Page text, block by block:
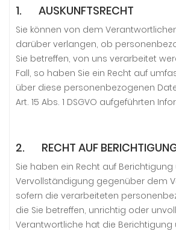
1. AUSKUNFTSRECHT
Sie können von dem
darüber verlangen, ob
Sie betreffen, von uns verarbeitet
Fall, so haben Sie ein Recht auf
über diese personenbezogenen
Art. 15 Abs. 1 DSGVO aufgeführten
2. RECHT AUF
Sie haben ein Recht auf
Vervollständigung gegenüber dem
sofern die verarbeiteten
die Sie betreffen, unrichtig oder
Verantwortliche hat die Berichtigung